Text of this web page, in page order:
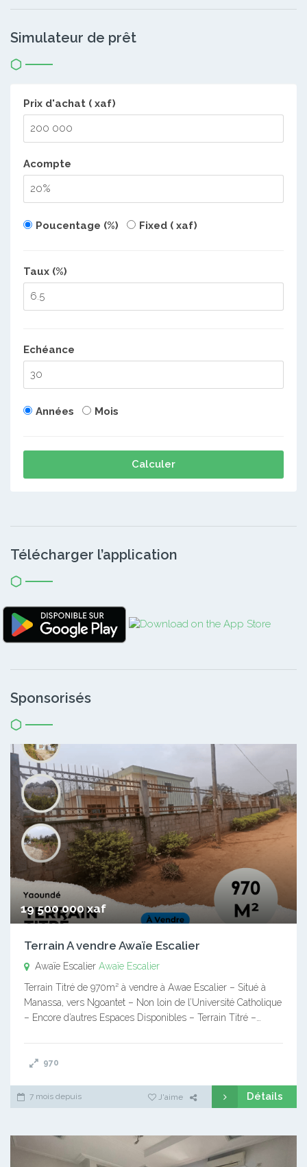
Simulateur de prêt
Prix d'achat ( xaf)
Acompte
Poucentage (%) Fixed ( xaf)
Taux (%)
Echéance
Années Mois
Calculer
Télécharger l’application
Sponsorisés
19 500 000 xaf
Terrain A vendre Awaïe Escalier
Awaïe Escalier Awaïe Escalier
Terrain Titré de 970m² à vendre à Awae Escalier – Situé à
Manassa, vers Ngoantet – Non loin de l’Université Catholique
– Encore d’autres Espaces Disponibles – Terrain Titré –…
970
7 mois depuis J'aime Détails